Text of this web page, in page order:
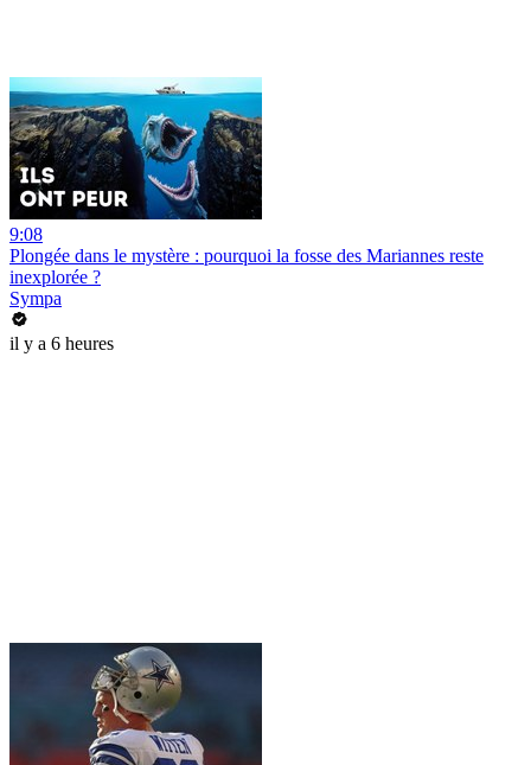
9:08
Plongée dans le mystère : pourquoi la fosse des Mariannes reste
inexplorée ?
Sympa
il y a 6 heures